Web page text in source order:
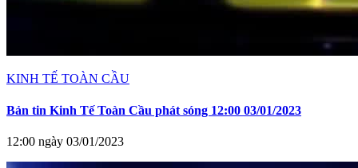
KINH TẾ TOÀN CẦU
Bản tin Kinh Tế Toàn Cầu phát sóng 12:00 03/01/2023
12:00 ngày 03/01/2023